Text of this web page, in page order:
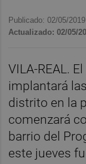
Publicado: 02/05/2019
Actualizado: 02/05/
VILA-REAL.
implantará
distrito en la
comenzará
barrio del
este jueves